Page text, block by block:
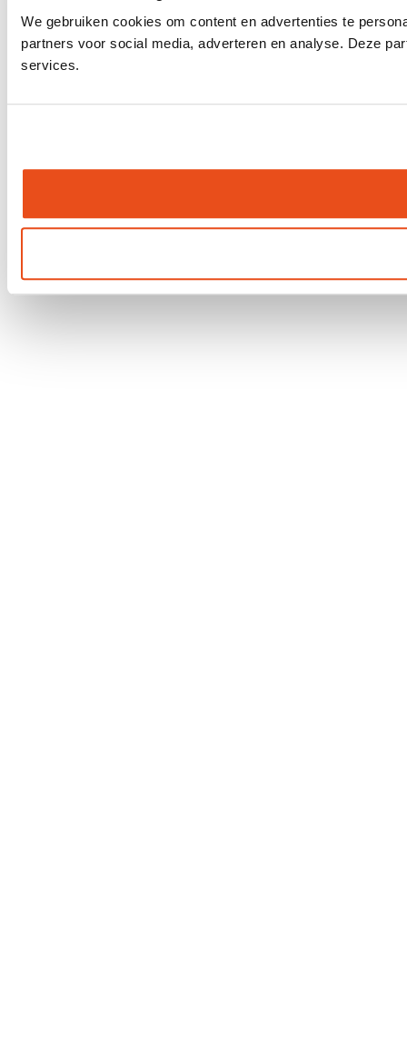
We gebruiken cookies om content en advertenties te
partners voor social media, adverteren en analyse. Deze
services.